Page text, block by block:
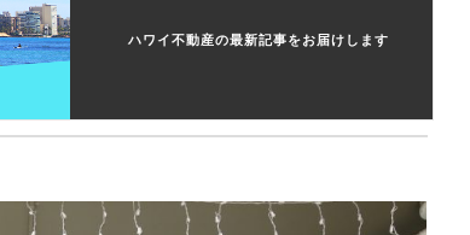
ハワイ不動産の最新記事をお届けします